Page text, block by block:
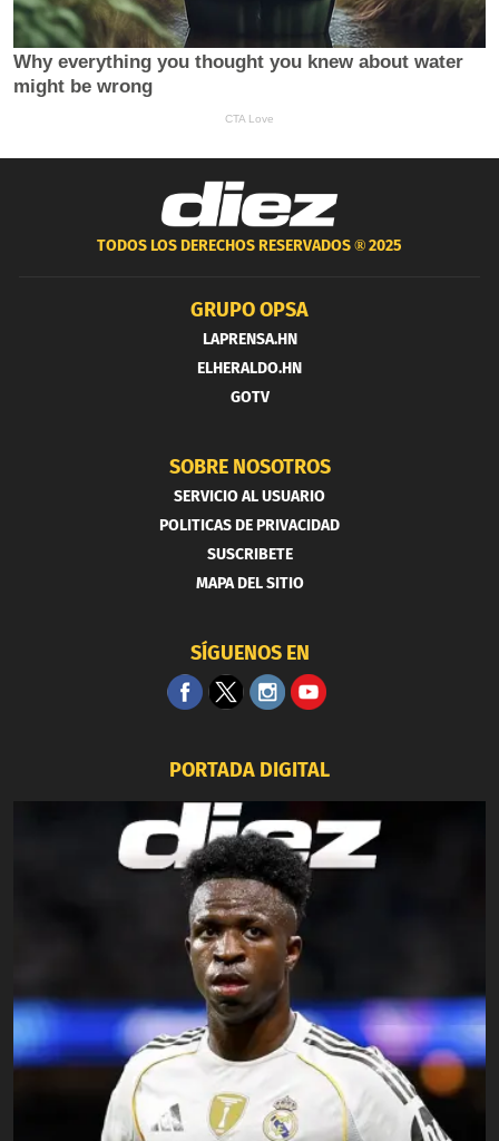
TODOS LOS DERECHOS RESERVADOS ®2025
GRUPO OPSA
LAPRENSA.HN
ELHERALDO.HN
GOTV
SOBRE NOSOTROS
SERVICIO AL USUARIO
POLITICAS DE PRIVACIDAD
SUSCRIBETE
MAPA DEL SITIO
SÍGUENOS EN
PORTADA DIGITAL